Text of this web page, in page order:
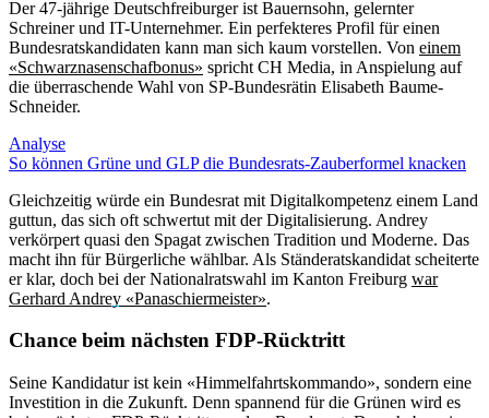
Der 47-jährige Deutschfreiburger ist Bauernsohn, gelernter
Schreiner und IT-Unternehmer. Ein perfekteres Profil für einen
Bundesratskandidaten kann man sich kaum vorstellen. Von einem
«Schwarznasenschafbonus» spricht CH Media, in Anspielung auf
die überraschende Wahl von SP-Bundesrätin Elisabeth Baume-
Schneider.
Analyse
So können Grüne und GLP die Bundesrats-Zauberformel knacken
Gleichzeitig würde ein Bundesrat mit Digitalkompetenz einem Land
guttun, das sich oft schwertut mit der Digitalisierung. Andrey
verkörpert quasi den Spagat zwischen Tradition und Moderne. Das
macht ihn für Bürgerliche wählbar. Als Ständeratskandidat scheiterte
er klar, doch bei der Nationalratswahl im Kanton Freiburg war
Gerhard Andrey «Panaschiermeister».
Chance beim nächsten FDP-Rücktritt
Seine Kandidatur ist kein «Himmelfahrtskommando», sondern eine
Investition in die Zukunft. Denn spannend für die Grünen wird es